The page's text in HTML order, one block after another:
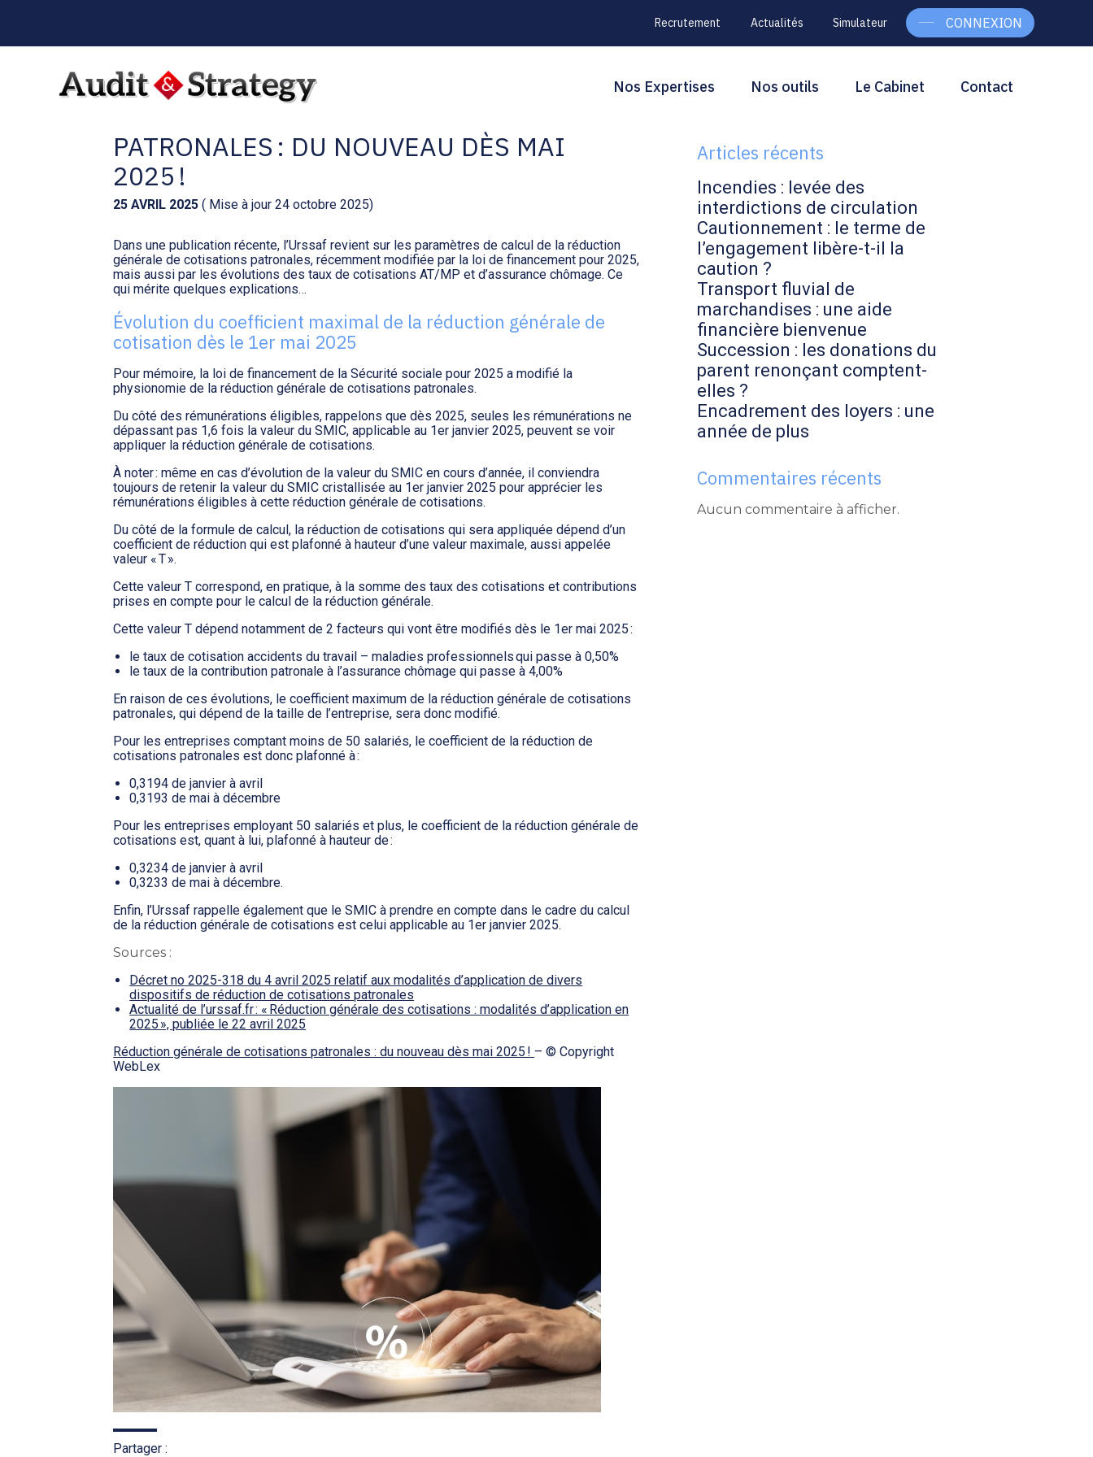
sub-
header
Recrutement Actualités Simulateur CONNEXION
Aller
Principal
Nos Expertises Nos outils Le Cabinet Contact
PATRONALES : DU NOUVEAU DÈS MAI
2025 !
25 AVRIL 2025 ( Mise à jour 24 octobre 2025)
Dans une publication récente, l’Urssaf revient sur les paramètres de calcul de la réduction
générale de cotisations patronales, récemment modifiée par la loi de financement pour 2025,
mais aussi par les évolutions des taux de cotisations AT/MP et d’assurance chômage. Ce
qui mérite quelques explications…
Évolution du coefficient maximal de la réduction générale de
cotisation dès le 1er mai 2025
Pour mémoire, la loi de financement de la Sécurité sociale pour 2025 a modifié la
physionomie de la réduction générale de cotisations patronales.
Du côté des rémunérations éligibles, rappelons que dès 2025, seules les rémunérations ne
dépassant pas 1,6 fois la valeur du SMIC, applicable au 1er janvier 2025, peuvent se voir
appliquer la réduction générale de cotisations.
À noter : même en cas d’évolution de la valeur du SMIC en cours d’année, il conviendra
toujours de retenir la valeur du SMIC cristallisée au 1er janvier 2025 pour apprécier les
rémunérations éligibles à cette réduction générale de cotisations.
Du côté de la formule de calcul, la réduction de cotisations qui sera appliquée dépend d’un
coefficient de réduction qui est plafonné à hauteur d’une valeur maximale, aussi appelée
valeur « T ».
Cette valeur T correspond, en pratique, à la somme des taux des cotisations et contributions
prises en compte pour le calcul de la réduction générale.
Cette valeur T dépend notamment de 2 facteurs qui vont être modifiés dès le 1er mai 2025 :
le taux de cotisation accidents du travail – maladies professionnels qui passe à 0,50%
le taux de la contribution patronale à l’assurance chômage qui passe à 4,00%
En raison de ces évolutions, le coefficient maximum de la réduction générale de cotisations
patronales, qui dépend de la taille de l’entreprise, sera donc modifié.
Pour les entreprises comptant moins de 50 salariés, le coefficient de la réduction de
cotisations patronales est donc plafonné à :
0,3194 de janvier à avril
0,3193 de mai à décembre
Pour les entreprises employant 50 salariés et plus, le coefficient de la réduction générale de
cotisations est, quant à lui, plafonné à hauteur de :
0,3234 de janvier à avril
0,3233 de mai à décembre.
Enfin, l’Urssaf rappelle également que le SMIC à prendre en compte dans le cadre du calcul
de la réduction générale de cotisations est celui applicable au 1er janvier 2025.
Sources :
Décret no 2025-318 du 4 avril 2025 relatif aux modalités d’application de divers
dispositifs de réduction de cotisations patronales
Actualité de l’urssaf.fr : « Réduction générale des cotisations : modalités d’application en
2025 », publiée le 22 avril 2025
Réduction générale de cotisations patronales : du nouveau dès mai 2025 ! – © Copyright
WebLex
Partager :
Blog
Rechercher
Articles récents
Incendies : levée des
interdictions de circulation
Cautionnement : le terme de
l’engagement libère-t-il la
caution ?
Transport fluvial de
marchandises : une aide
financière bienvenue
Succession : les donations du
parent renonçant comptent-
elles ?
Encadrement des loyers : une
année de plus
Commentaires récents
Aucun commentaire à afficher.